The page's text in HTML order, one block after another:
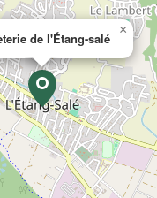
de l'Étang-salé
×